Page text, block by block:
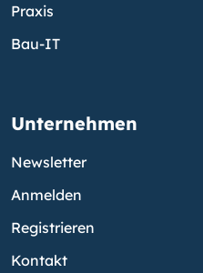
Praxis
Bau-IT
Unternehmen
Newsletter
Anmelden
Registrieren
Kontakt